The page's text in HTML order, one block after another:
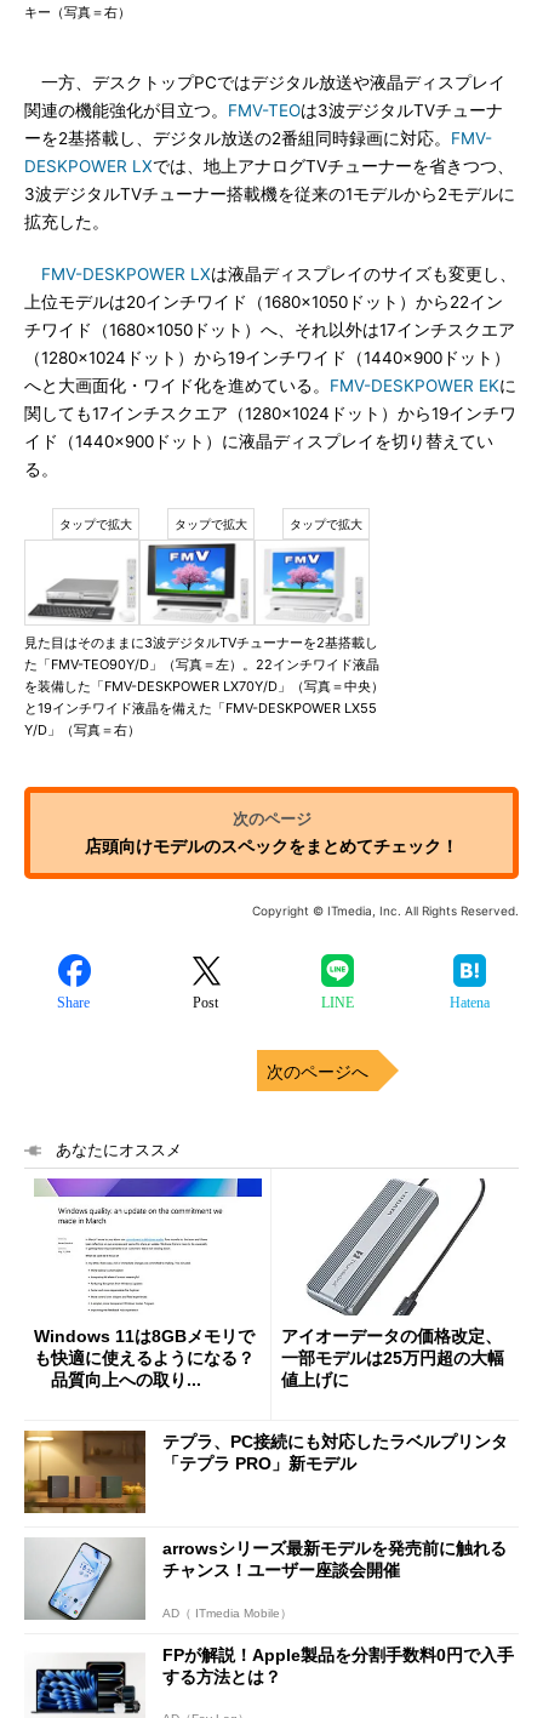
キー（写真＝右）
一方、デスクトップPCではデジタル放送や液晶ディスプレイ
関連の機能強化が目立つ。 FMV-TEOは3波デジタルTVチューナ
ーを2基搭載し、デジタル放送の2番組同時録画に対応。 FMV-
DESKPOWER LXでは、地上アナログTVチューナーを省きつつ、
3波デジタルTVチューナー搭載機を従来の1モデルから2モデルに
拡充した。
FMV-DESKPOWER LXは液晶ディスプレイのサイズも変更し、
上位モデルは20インチワイド（1680×1050ドット）から22イン
チワイド（1680×1050ドット）へ、それ以外は17インチスクエア
（1280×1024ドット）から19インチワイド（1440×900ドット）
へと大画面化・ワイド化を進めている。 FMV-DESKPOWER EKに
関しても17インチスクエア（1280×1024ドット）から19インチワ
イド（1440×900ドット）に液晶ディスプレイを切り替えてい
る。
見た目はそのままに3波デジタルTVチューナーを2基搭載し
た「FMV-TEO90Y/D」（写真＝左）。22インチワイド液晶
を装備した「FMV-DESKPOWER LX70Y/D」（写真＝中央）
と19インチワイド液晶を備えた「FMV-DESKPOWER LX55
Y/D」（写真＝右）
店頭向けモデルのスペックをまとめてチェック！
Copyright © ITmedia, Inc. All Rights Reserved.
Share Post LINE Hatena
次のページへ
あなたにオススメ
Windows 11は8GBメモリで
も快適に使えるようになる？
品質向上への取り...
アイオーデータの価格改定、
一部モデルは25万円超の大幅
値上げに
テプラ、PC接続にも対応したラベルプリンタ
「テプラ PRO」新モデル
arrowsシリーズ最新モデルを発売前に触れる
チャンス！ユーザー座談会開催
AD（ ITmedia Mobile）
FPが解説！Apple製品を分割手数料0円で入手
する方法とは？